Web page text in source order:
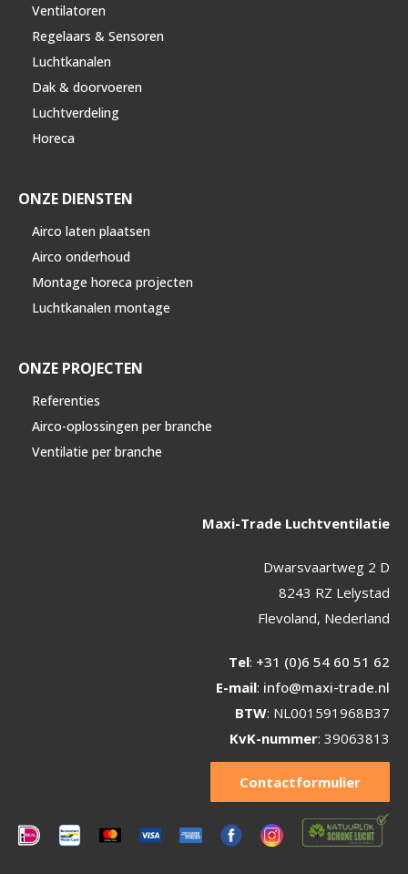
Ventilatoren
Regelaars & Sensoren
Luchtkanalen
Dak & doorvoeren
Luchtverdeling
Horeca
ONZE DIENSTEN
Airco laten plaatsen
Airco onderhoud
Montage horeca projecten
Luchtkanalen montage
ONZE PROJECTEN
Referenties
Airco-oplossingen per branche
Ventilatie per branche
Maxi-Trade Luchtventilatie
Dwarsvaartweg 2 D
8243 RZ Lelystad
Flevoland, Nederland
Tel: +31 (0)6 54 60 51 62
E-mail: info@maxi-trade.nl
BTW: NL001591968B37
KvK-nummer: 39063813
Contactformulier